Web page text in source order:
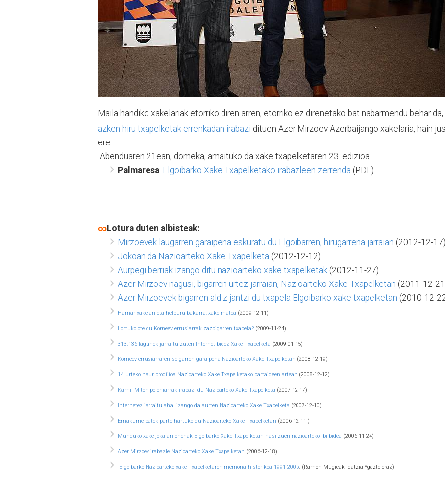
Maila handiko xakelariak etorriko diren arren, etorriko ez direnetako bat nabarmendu behar da,
azken hiru txapelketak errenkadan irabazi dituen Azer Mirzoev Azerbaijango xakelaria, hain
ere.
Abenduaren 21ean, domeka, amaituko da xake txapelketaren 23. edizioa.
Palmaresa: Elgoibarko Xake Txapelketako irabazleen zerrenda (PDF)
∞Lotura duten albisteak:
Mirzoevek laugarren garaipena eskuratu du Elgoibarren, hirugarrena jarraian (2012-12-17)
Jokoan da Nazioarteko Xake Txapelketa (2012-12-12)
Aurpegi berriak izango ditu nazioarteko xake txapelketak (2012-11-27)
Azer Mirzoev nagusi, bigarren urtez jarraian, Nazioarteko Xake Txapelketan (2011-12-
Azer Mirzoevek bigarren aldiz jantzi du txapela Elgoibarko xake txapelketan (2010-12-
Hamar xakelari eta helburu bakarra: xake-matea (2009-12-11)
Lortuko ote du Korneev errusiarrak zazpigarren txapela? (2009-11-24)
313.136 lagunek jarraitu zuten Internet bidez Xake Txapelketa (2009-01-15)
Korneev errusiarraren seigarren garaipena Nazioarteko Xake Txapelketan (2008-12-19)
14 urteko haur prodijioa Nazioarteko Xake Txapelketako partaideen artean (2008-12-12)
Kamil Miton poloniarrak irabazi du Nazioarteko Xake Txapelketa (2007-12-17)
Internetez jarraitu ahal izango da aurten Nazioarteko Xake Txapelketa (2007-12-10)
Emakume batek parte hartuko du Nazioarteko Xake Txapelketan (2006-12-11 )
Munduko xake jokalari onenak Elgoibarko Xake Txapelketan hasi zuen nazioarteko ibilbidea (2006-11-24)
Azer Mirzoev irabazle Nazioarteko Xake Txapelketan (2006-12-18)
Elgoibarko Nazioarteko xake Txapelketaren memoria historikoa 1991-2006. (Ramón Mugicak idatzia *gazteleraz)